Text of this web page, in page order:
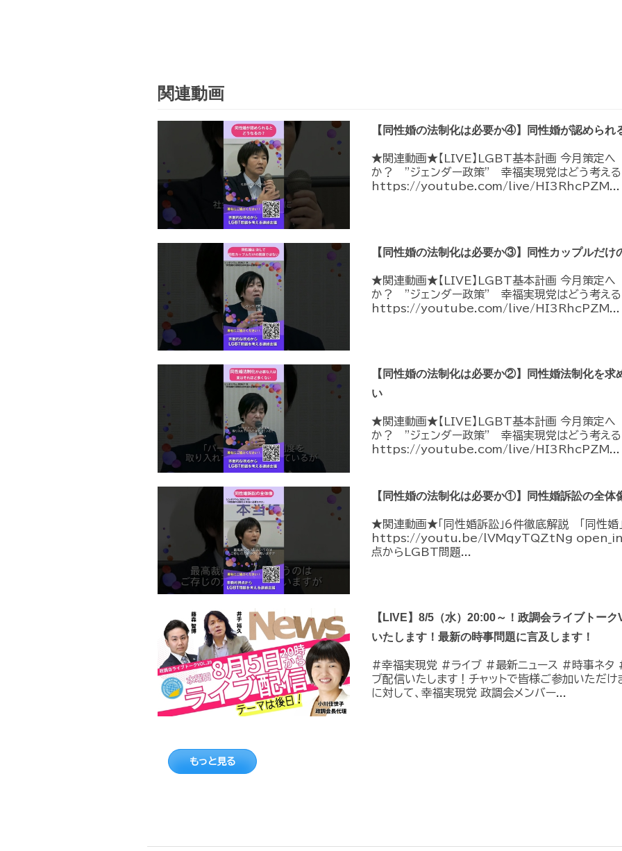
関連動画
【同性婚の法制化は必要か④】同性婚が認められ
★関連動画★【LIVE】LGBT基本計画 今月策定
か？ ”ジェンダー政策” 幸福実現党はどう考え
https://youtube.com/live/HI3RhcPZM...
【同性婚の法制化は必要か③】同性カップルだけ
★関連動画★【LIVE】LGBT基本計画 今月策定
か？ ”ジェンダー政策” 幸福実現党はどう考え
https://youtube.com/live/HI3RhcPZM...
【同性婚の法制化は必要か②】同性婚法制化を求
い
★関連動画★【LIVE】LGBT基本計画 今月策定
か？ ”ジェンダー政策” 幸福実現党はどう考え
https://youtube.com/live/HI3RhcPZM...
【同性婚の法制化は必要か①】同性婚訴訟の全体
★関連動画★「同性婚訴訟」6件徹底解説 「同性婚
https://youtu.be/lVMqyTQZtNg
点からLGBT問題...
【LIVE】8/5（水）20:00～！政調会ライブトー
いたします！最新の時事問題に言及します！
#幸福実現党 #ライブ #最新ニュース #時事ネタ
ブ配信いたします！チャットで皆様ご参加いただ
に対して、幸福実現党 政調会メンバー...
もっと見る